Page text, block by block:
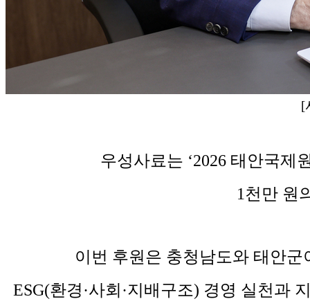
[
우성사료는 ‘2026 태안국
1천만 원
이번 후원은 충청남도와 태안
ESG(환경·사회·지배구조) 경영 실천과